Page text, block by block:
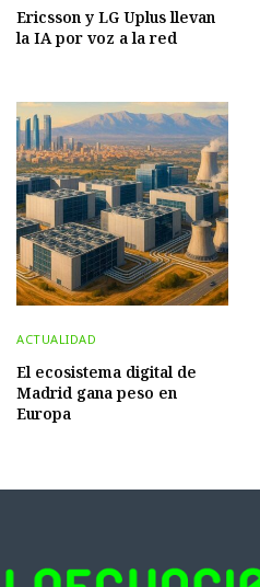
Ericsson y LG Uplus llevan
la IA por voz a la red
ACTUALIDAD
El ecosistema digital de
Madrid gana peso en
Europa